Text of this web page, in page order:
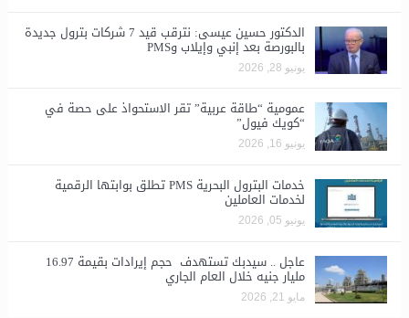
الدكتور حسين عيسى: نترقب قيد 7 شركات بترول جديدة
بالبورصة بعد إنبي وإيلاب وPMS
يونيو 28, 2026
​عمومية “طاقة عربية” تقر الاستحواذ على حصة في
“كويك فيول”
يونيو 16, 2026
خدمات البترول البحرية PMS تطلق بوابتها الرقمية
لخدمات العاملين
يونيو 05, 2026
عاجل .. سيدبك تستهدف حجم إيرادات بقيمة 16.97
مليار جنيه خلال العام الجاري
مايو 21, 2026